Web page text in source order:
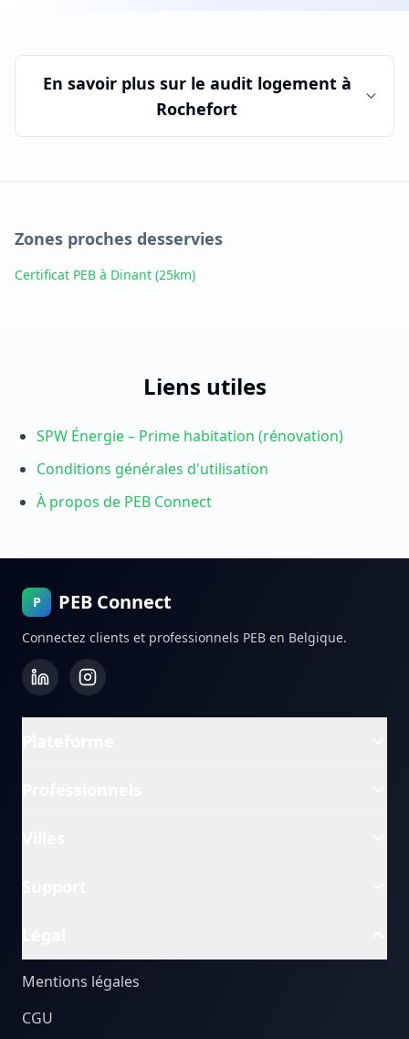
En savoir plus sur le audit logementà
Rochefort
Zones proches desservies
Certificat PEB à Dinant (25km)
Liens utiles
SPW Énergie – Prime habitation (rénovation)
Conditions générales d'utilisation
À propos de PEB Connect
P PEB Connect
Connectez clients et professionnels PEB en Belgique.
Mentions légales
CGU